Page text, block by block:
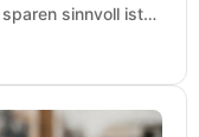
sinnvoll ist